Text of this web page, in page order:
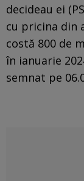
decideau ei
cu pricina din
costă 800 de
în ianuarie
semnat pe